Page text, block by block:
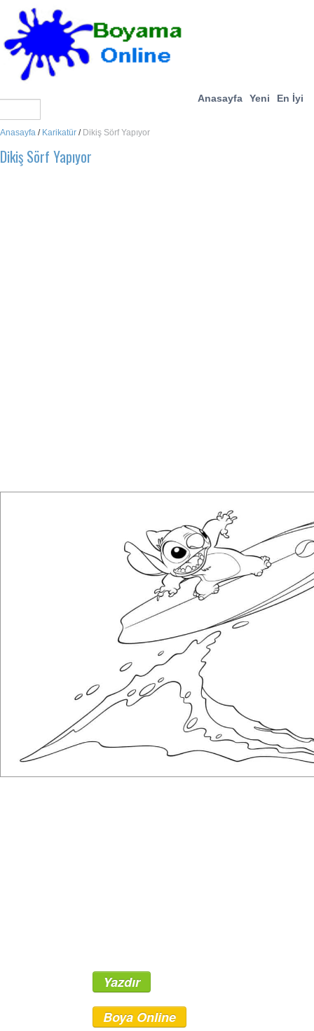
Anasayfa Yeni En İyi
Anasayfa / Karikatür / Dikiş Sörf Yapıyor
Dikiş Sörf Yapıyor
Yazdır
Boya Online